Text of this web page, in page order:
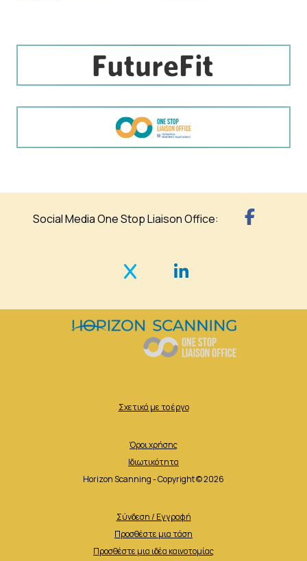
Social Media One Stop Liaison Office:
Σχετικά με το έργο
Όροι χρήσης
Ιδιωτικότητα
Horizon Scanning - Copyright © 2026
Σύνδεση / Εγγραφή
Προσθέστε μια τάση
Προσθέστε μια ιδέα καινοτομίας